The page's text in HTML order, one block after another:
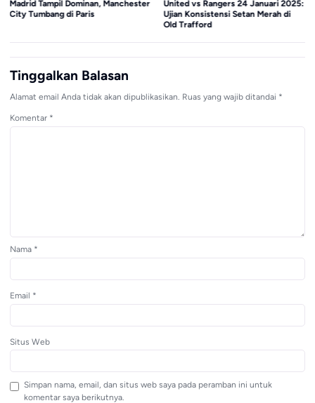
Madrid Tampil Dominan, Manchester
City Tumbang di Paris
United vs Rangers 24 Januari 2025:
Ujian Konsistensi Setan Merah di
Old Trafford
Tinggalkan Balasan
Alamat email Anda tidak akan dipublikasikan. Ruas yang wajib ditandai *
Komentar *
Nama *
Email *
Situs Web
Simpan nama, email, dan situs web saya pada peramban ini untuk
komentar saya berikutnya.